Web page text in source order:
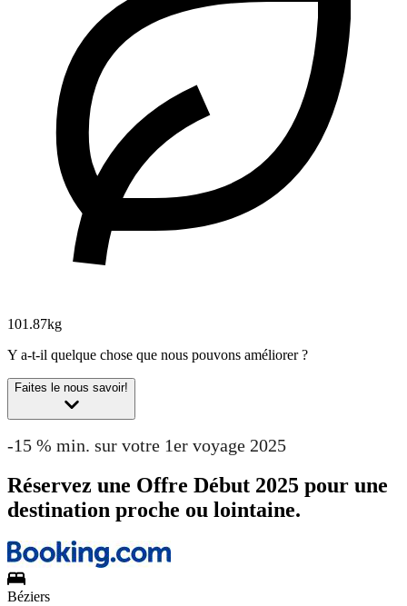
101.87kg
Y a-t-il quelque chose que nous pouvons améliorer ?
Faites le nous savoir!
-15 % min. sur votre 1er voyage 2025
Réservez une Offre Début 2025 pour une
destination proche ou lointaine.
Béziers